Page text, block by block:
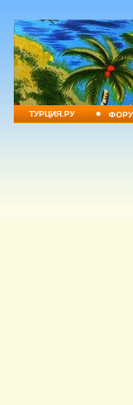
ТУРЦИЯ.РУ •